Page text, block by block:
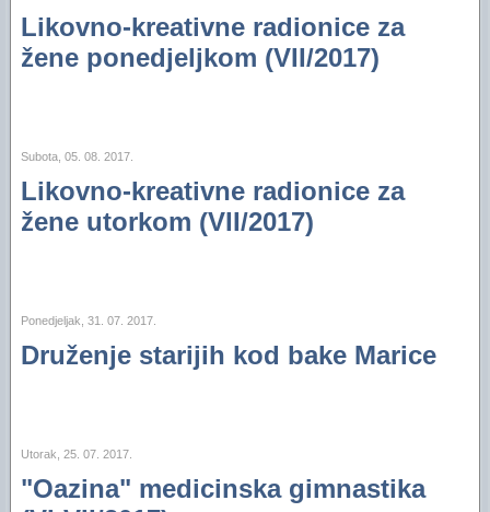
Likovno-kreativne radionice za
žene ponedjeljkom (VII/2017)
Subota, 05. 08. 2017.
Likovno-kreativne radionice za
žene utorkom (VII/2017)
Ponedjeljak, 31. 07. 2017.
Druženje starijih kod bake Marice
Utorak, 25. 07. 2017.
"Oazina" medicinska gimnastika